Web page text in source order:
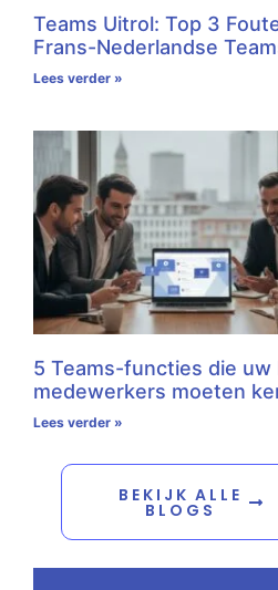
Teams Uitrol: Top 3
Frans-Nederlandse
Lees verder »
5 Teams-functies die uw
medewerkers moeten
Lees verder »
BEKIJK ALLE
BLOGS